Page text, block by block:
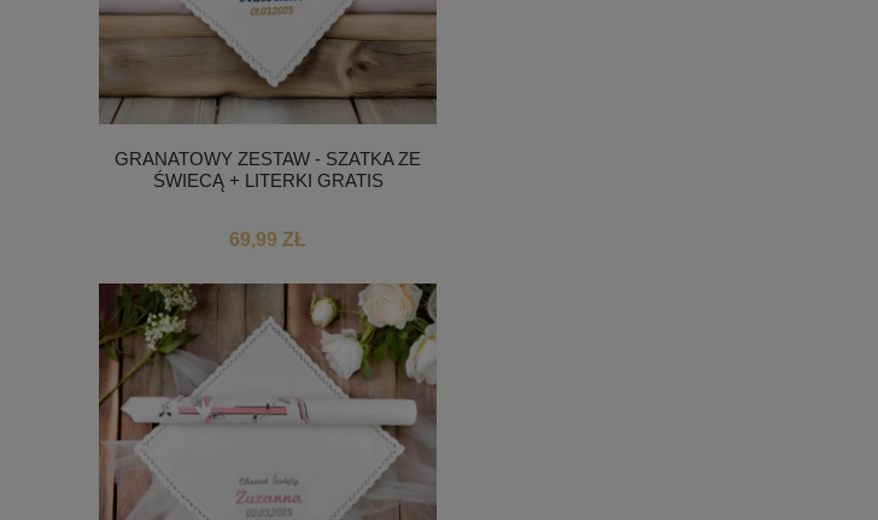
GRANATOWY ZESTAW - SZATKA ZE
ŚWIECĄ + LITERKI GRATIS
69,99 ZŁ